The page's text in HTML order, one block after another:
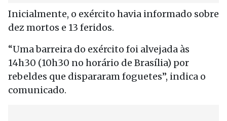
Inicialmente, o exército havia informado sobre
dez mortos e 13 feridos.
“Uma barreira do exército foi alvejada às
14h30 (10h30 no horário de Brasília) por
rebeldes que dispararam foguetes”, indica o
comunicado.